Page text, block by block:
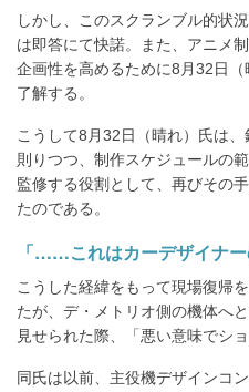
しかし、このスクランブル的状
は即答にて快諾。また、アニメ
企画性を高めるために8月32日
了解する。
こうして8月32日（晴れ）氏は
則りつつ、制作スケジュールの
監修する役割として、再びその
たのである。
「……これはカーデザイナー
こうした経緯をもって現場復帰
たが、デ・メトリオ側の機体へ
見せられた際、「悪い意味でシ
同氏は以前、主役機デザインコ